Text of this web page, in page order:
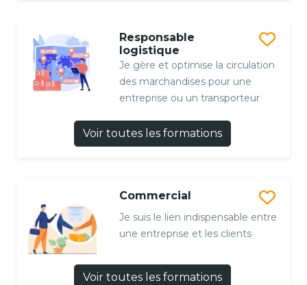
Responsable
logistique
Je gère et optimise la circulation
des marchandises pour une
entreprise ou un transporteur
Voir toutes les formations
Commercial
Je suis le lien indispensable entre
une entreprise et les clients
Voir toutes les formations